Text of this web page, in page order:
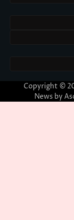
Copyright ©
News by